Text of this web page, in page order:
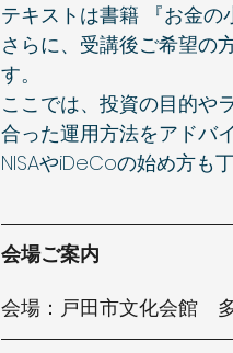
テキストは書籍 『お金の
さらに、受講後ご希望の
す。
ここでは、投資の目的や
合った運用方法をアドバイ
NISAやiDeCoの始め方も
会場ご案内
会場：戸田市文化会館　